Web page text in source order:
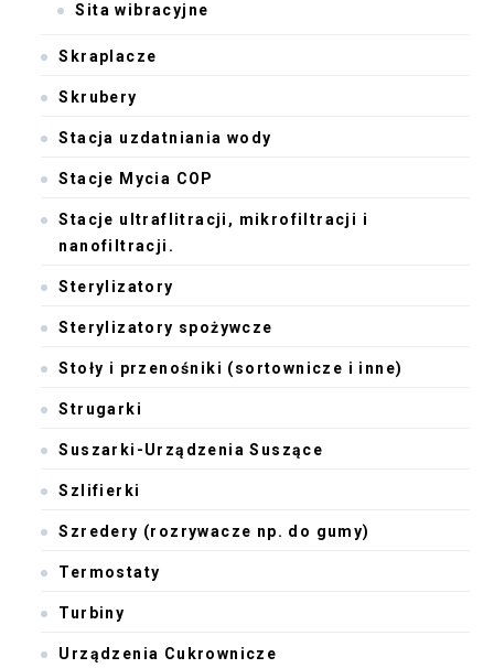
Sita wibracyjne
Skraplacze
Skrubery
Stacja uzdatniania wody
Stacje Mycia COP
Stacje ultraflitracji, mikrofiltracji i
nanofiltracji.
Sterylizatory
Sterylizatory spożywcze
Stoły i przenośniki (sortownicze i inne)
Strugarki
Suszarki-Urządzenia Suszące
Szlifierki
Szredery (rozrywacze np. do gumy)
Termostaty
Turbiny
Urządzenia Cukrownicze